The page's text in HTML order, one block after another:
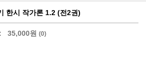
한시 작가론 1.2 (전2권)
35,000원 (0)